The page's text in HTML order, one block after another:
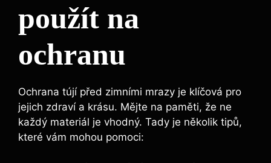
použít na
ochranu
Ochrana tújí před zimními mrazy je klíčová pro
jejich zdraví a krásu. Mějte na paměti, že ne
každý materiál je vhodný. Tady je několik tipů,
které vám mohou pomoci: